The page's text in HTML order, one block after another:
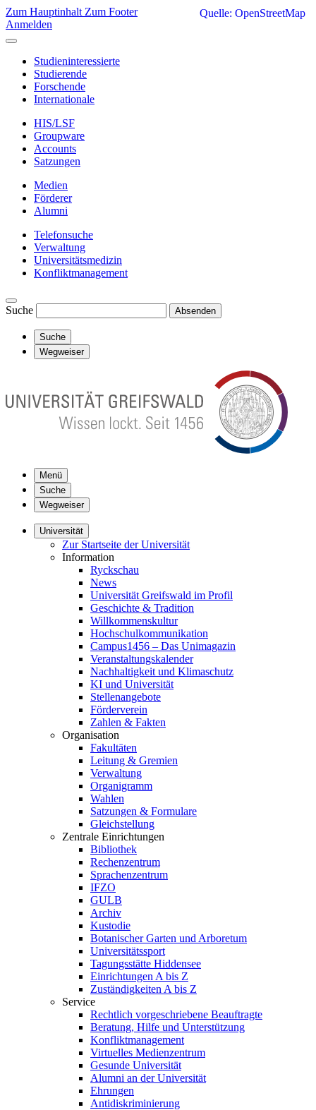
Zum Hauptinhalt Zum Footer
Anmelden
Studieninteressierte
Studierende
Forschende
Internationale
HIS/LSF
Groupware
Accounts
Satzungen
Medien
Förderer
Alumni
Telefonsuche
Verwaltung
Universitätsmedizin
Konfliktmanagement
Suche Absenden
Suche
Wegweiser
Menü
Suche
Wegweiser
Universität
Zur Startseite der Universität
Information
Ryckschau
News
Universität Greifswald im Profil
Geschichte & Tradition
Willkommenskultur
Hochschulkommunikation
Campus1456 – Das Unimagazin
Veranstaltungskalender
Nachhaltigkeit und Klimaschutz
KI und Universität
Stellenangebote
Förderverein
Zahlen & Fakten
Organisation
Fakultäten
Leitung & Gremien
Verwaltung
Organigramm
Wahlen
Satzungen & Formulare
Gleichstellung
Zentrale Einrichtungen
Bibliothek
Rechenzentrum
Sprachenzentrum
IFZO
GULB
Archiv
Kustodie
Botanischer Garten und Arboretum
Universitätssport
Tagungsstätte Hiddensee
Einrichtungen A bis Z
Zuständigkeiten A bis Z
Service
Rechtlich vorgeschriebene Beauftragte
Beratung, Hilfe und Unterstützung
Konfliktmanagement
Virtuelles Medienzentrum
Gesunde Universität
Alumni an der Universität
Ehrungen
Antidiskriminierung
Quelle: OpenStreetMap